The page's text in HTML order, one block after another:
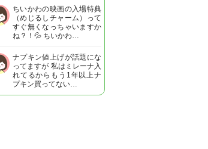
ちいかわの映画の入場特典
（めじるしチャーム）って
すぐ無くなっちゃいますか
ね？！💦 ちいかわ…
ナプキン値上げが話題にな
ってますが 私はミレーナ入
れてるからもう1年以上ナ
プキン買ってない…